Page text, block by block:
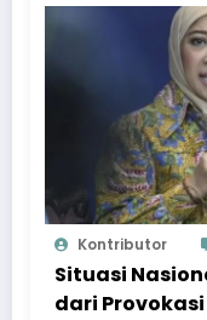
Kontributor
Situasi
dari Provokasi